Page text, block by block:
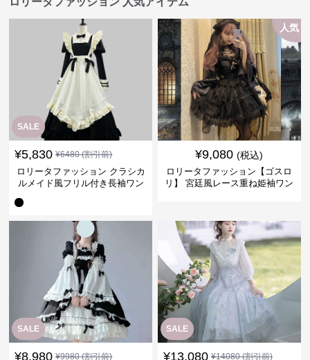
SALE
¥5,830 ¥6480(割引前)
ロリータファッション クラシカ
ルメイド風フリル付き長袖ワン
人気
¥9,080 (税込)
ロリータファッション【ゴスロ
リ】 宮廷風レース重ね姫袖ワン
SALE
¥8,980 ¥9980(割引前)
SALE
¥13,080 ¥14080(割引前)